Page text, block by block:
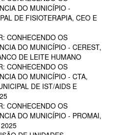
DO MUNICÍPIO -
DE FISIOTERAPIA, CEO E
CONHECENDO OS
DO MUNICÍPIO - CEREST,
DE LEITE HUMANO
CONHECENDO OS
DO MUNICÍPIO - CTA,
DE IST/AIDS E
CONHECENDO OS
DO MUNICÍPIO - PROMAI,